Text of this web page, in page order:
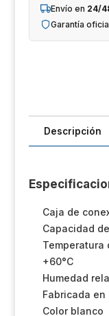
Envío en 24/
Garantía
Descripción
Caja de
Capacidad
Temperatura
+60°C
Humedad
Fabricada en
Color blanco